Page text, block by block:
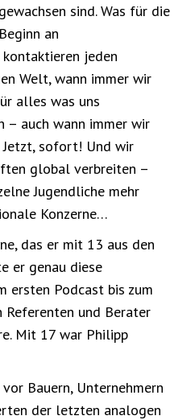
sind. Was für die
an
jeden
Welt, wann immer wir
alles was uns
auch wann immer wir
sofort! Und wir
global verbreiten –
Jugendliche mehr
Konzerne…
das er mit 13 aus den
er genau diese
ersten Podcast bis zum
und Berater
Mit 17 war Philipp
Bauern, Unternehmern
der letzten analogen